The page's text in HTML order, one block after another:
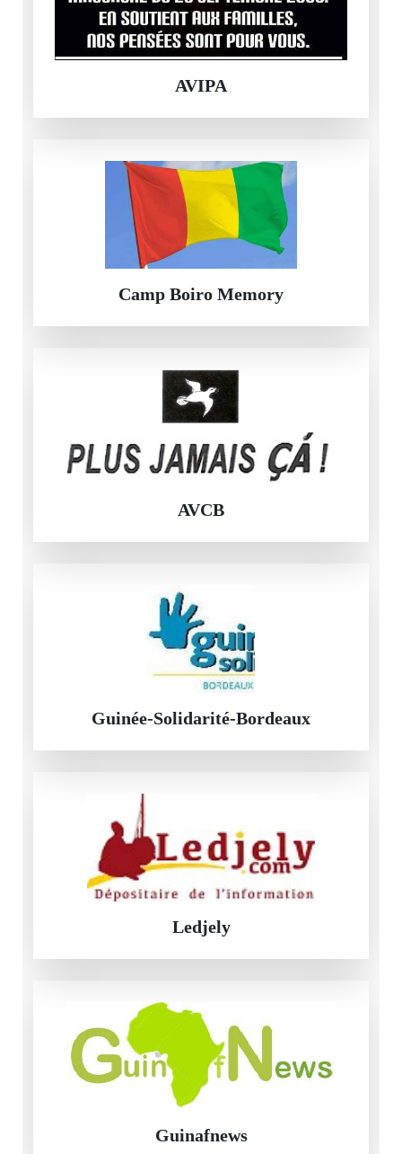
AVIPA
Camp Boiro Memory
AVCB
Guinée-Solidarité-Bordeaux
Ledjely
Guinafnews